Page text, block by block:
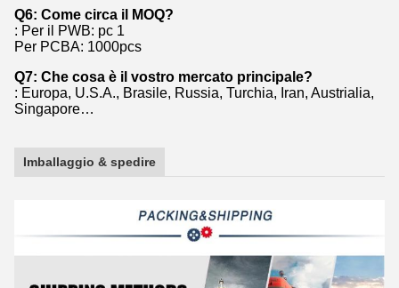
Q6: Come circa il MOQ?
: Per il PWB: pc 1
Per PCBA: 1000pcs
Q7: Che cosa è il vostro mercato principale?
: Europa, U.S.A., Brasile, Russia, Turchia, Iran, Austrialia,
Singapore…
Imballaggio & spedire